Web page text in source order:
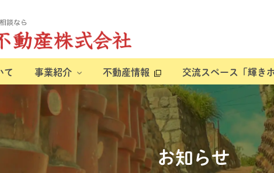
て 事業紹介 不動産情報 交流スペース「輝き
お知らせ